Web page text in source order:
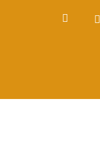
Hledat